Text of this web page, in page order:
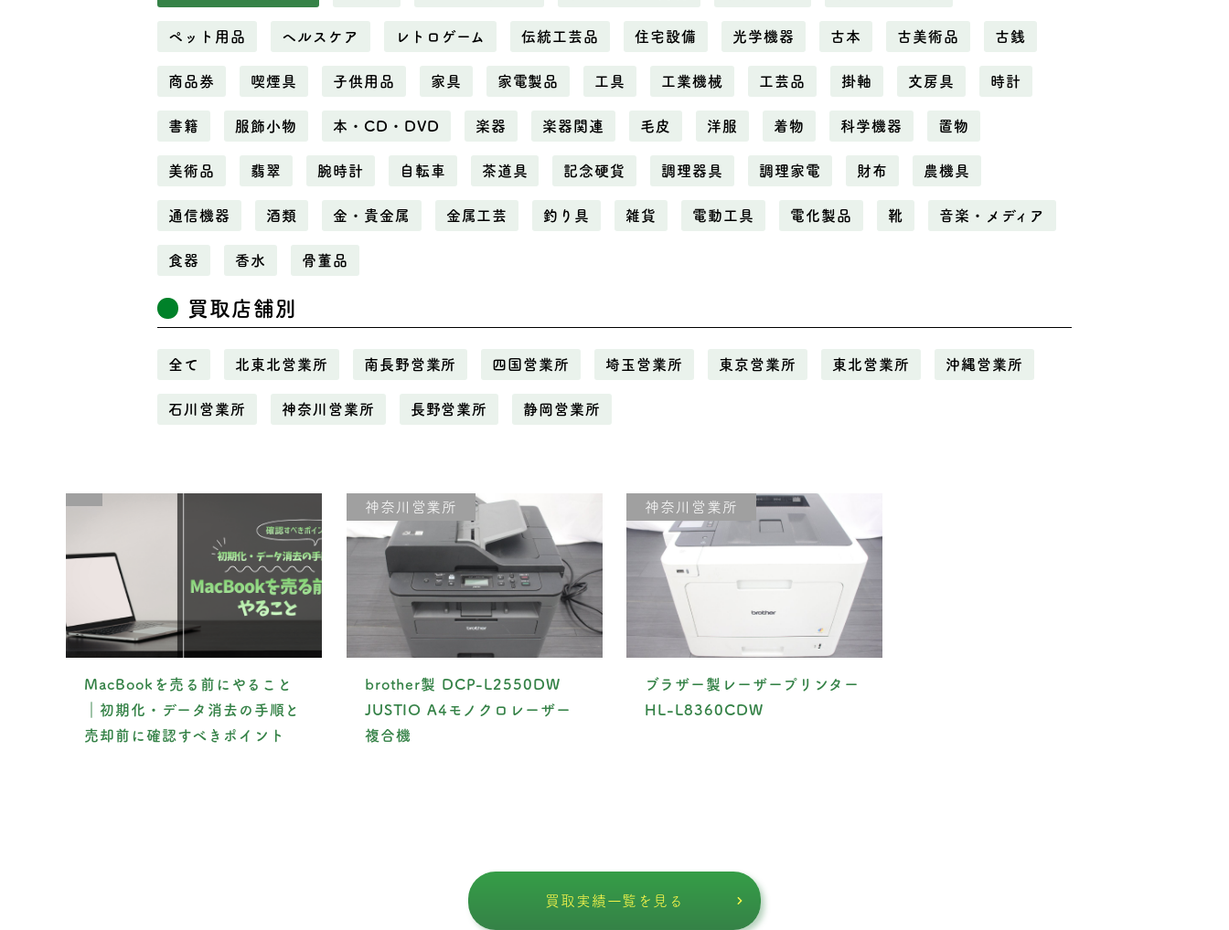
ペット用品 ヘルスケア レトロゲーム 伝統工芸品 住宅設備 光学機器 古本 古美術品 古銭
商品券 喫煙具 子供用品 家具 家電製品 工具 工業機械 工芸品 掛軸 文房具 時計
書籍 服飾小物 本・CD・DVD 楽器 楽器関連 毛皮 洋服 着物 科学機器 置物
美術品 翡翠 腕時計 自転車 茶道具 記念硬貨 調理器具 調理家電 財布 農機具
通信機器 酒類 金・貴金属 金属工芸 釣り具 雑貨 電動工具 電化製品 靴 音楽・メディア
食器 香水 骨董品
買取店舗別
全て 北東北営業所 南長野営業所 四国営業所 埼玉営業所 東京営業所 東北営業所 沖縄営業所
石川営業所 神奈川営業所 長野営業所 静岡営業所
MacBookを売る前にやること
｜初期化・データ消去の手順と
売却前に確認すべきポイント
神奈川営業所
brother製 DCP-L2550DW
JUSTIO A4モノクロレーザー
複合機
神奈川営業所
ブラザー製レーザープリンター
HL-L8360CDW
買取実績一覧を見る